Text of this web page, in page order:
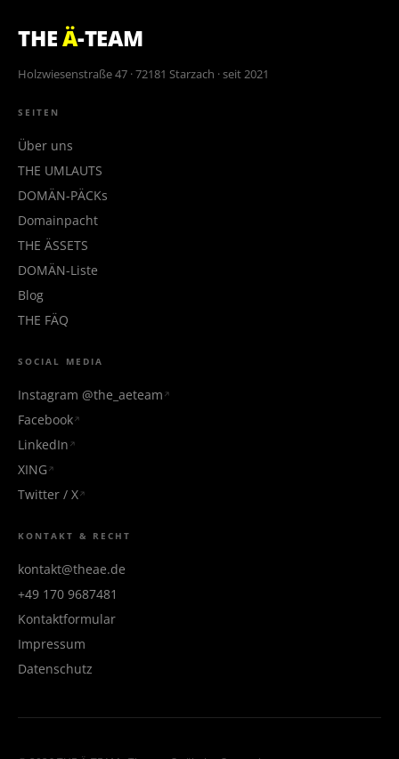
THEÄ-TEAM
Holzwiesenstraße 47 · 72181 Starzach · seit 2021
SEITEN
Über uns
THE UMLAUTS
DOMÄN-PÄCKs
Domainpacht
THE ÄSSETS
DOMÄN-Liste
Blog
THE FÄQ
SOCIAL MEDIA
Instagram @the_aeteam
Facebook
LinkedIn
XING
Twitter / X
KONTAKT & RECHT
kontakt@theae.de
+49 170 9687481
Kontaktformular
Impressum
Datenschutz